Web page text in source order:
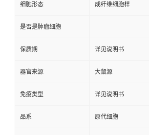
细胞形态 成纤维细胞样
是否是肿瘤细胞
保质期 详见说明书
器官来源 大鼠源
免疫类型 详见说明书
品系 原代细胞